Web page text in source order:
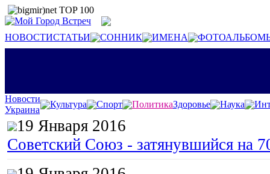
НОВОСТИСТАТЬИ СОННИК ИМЕНА
Новости
Украина
Культура Спорт ПолитикаЗдоровье Наука
19 Января 2016
Советский Союз - затянувшийся на